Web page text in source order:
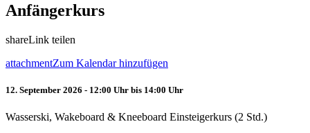
Anfängerkurs
shareLink teilen
attachmentZum Kalendar hinzufügen
12. September 2026 - 12:00 Uhr bis 14:00 Uhr
Wasserski, Wakeboard & Kneeboard Einsteigerkurs (2 Std.)